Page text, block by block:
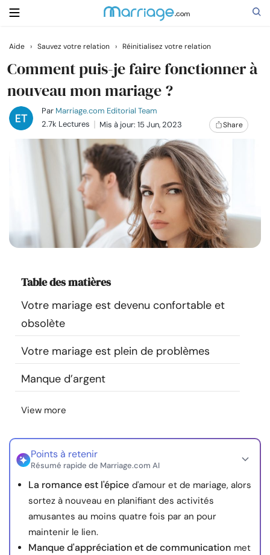
Rechercher
Se marier
Relations
Famille
Cours
Ressources
Communauté
Trouver un thérapeute
Langue
nous
© Copyright 2026. Tous droits réservés.
Aide › Sauvez votre relation › Réinitialisez votre relation
Comment puis-je faire fonctionner à
nouveau mon mariage ?
Par Marriage.com Editorial Team
2.7k Lectures
Mis à jour: 15 Jun, 2023 Share
Table des matières
Votre mariage est devenu confortable et
obsolète
Votre mariage est plein de problèmes
Manque d’argent
View more
Points à retenir
Résumé rapide de Marriage.com AI
La romance est l'épice d'amour et de mariage, alors
sortez à nouveau en planifiant des activités
amusantes au moins quatre fois par an pour
maintenir le lien.
Manque d'appréciation et de communication met